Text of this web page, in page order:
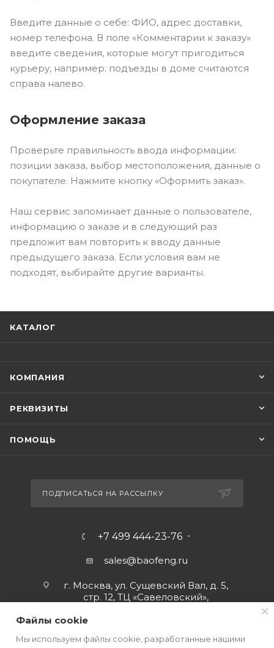
Введите данные о себе: ФИО, адрес доставки,
номер телефона. В поле «Комментарии к заказу»
введите сведения, которые могут пригодиться
курьеру, например: подъезды в доме считаются
справа налево.
Оформление заказа
Проверьте правильность ввода информации:
позиции заказа, выбор местоположения, данные о
покупателе. Нажмите кнопку «Оформить заказ».
Наш сервис запоминает данные о пользователе,
информацию о заказе и в следующий раз
предложит вам повторить к вводу данные
предыдущего заказа. Если условия вам не
подходят, выбирайте другие варианты.
КАТАЛОГ
КОМПАНИЯ
РЕКВИЗИТЫ
ПОМОЩЬ
ПОДПИСАТЬСЯ НА РАССЫЛКУ
+7 499 444-23-76
sales@baofeng.ru
г. Москва, ул. Сущевский Вал, д. 5,
стр. 12, ТЦ «Савеловский»,
Файлы cookie
Мы используем файлы cookie, разработанные нашими